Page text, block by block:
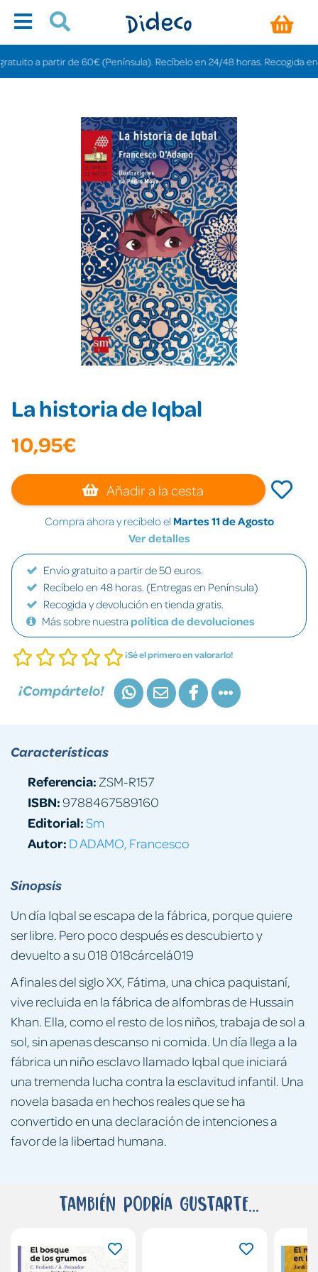
a partir de 60€ (Península). Recíbelo en 24/48 horas. Recogida en
La historia de Iqbal
10,95€
Añadir a la cesta
Compra ahora y recíbelo el Martes 11 de Agosto
Ver detalles
Envío gratuito a partir de 50 euros.
Recíbelo en 48 horas. (Entregas en Península)
Recogida y devolución en tienda gratis.
Más sobre nuestra política de devoluciones
¡Sé el primero en valorarlo!
¡Compártelo!
Sinopsis
Un día Iqbal se escapa de la fábrica, porque quiere
ser libre. Pero poco después es descubierto y
devuelto a su 018 018cárcelá019
A finales del siglo XX, Fátima, una chica paquistaní,
vive recluida en la fábrica de alfombras de Hussain
Khan. Ella, como el resto de los niños, trabaja de sol a
sol, sin apenas descanso ni comida. Un día llega a la
fábrica un niño esclavo llamado Iqbal que iniciará
una tremenda lucha contra la esclavitud infantil. Una
novela basada en hechos reales que se ha
convertido en una declaración de intenciones a
favor de la libertad humana.
Características
Referencia: ZSM-R157
ISBN:9788467589160
Editorial:Sm
Autor: D ADAMO, Francesco
También podría gustarte...